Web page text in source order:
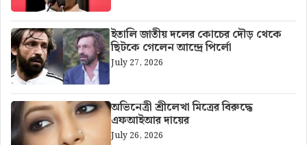
ইতালি জাতীয় দলের কোচের দৌড় থেকে
ছিটকে গেলেন আন্দ্রে পির্লো
July 27, 2026
অভিনেত্রী শ্রীলেখা মিত্রের বিরুদ্ধে
এফআইআর দায়ের
July 26, 2026